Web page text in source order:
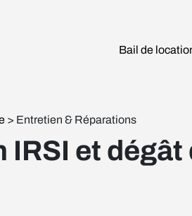
Bail de
> Entretien & Réparations
IRSI et dégât